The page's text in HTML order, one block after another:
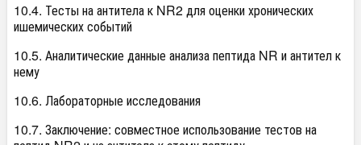
10.4. Тесты на антитела к NR2 для оценки хронических
ишемических событий
10.5. Аналитические данные анализа пептида NR и антител к
нему
10.6. Лабораторные исследования
10.7. Заключение: совместное использование тестов на